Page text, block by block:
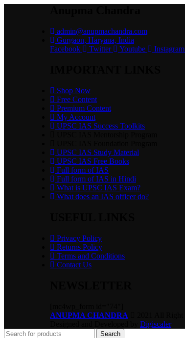
admin@anupmachandra.com
Gurgaon, Haryana, India
Facebook
Twitter Youtube Instagram
Shop Now
Free Content
Premium Content
My Account
UPSC IAS Success Toolkits
UPSC IAS Study Material
UPSC IAS Free Books
Full form of IAS
Full form of IAS in Hindi
What is UPSC IAS Exam?
What does an IAS officer do?
Privacy Policy
Returns Policy
Terms and Conditions
Contact Us
ANUPMA CHANDRA
Digiscaler
Search